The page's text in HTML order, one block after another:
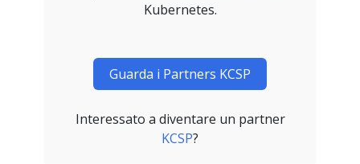
Kubernetes.
Guarda i Partners KCSP
Interessato a diventare un partner
KCSP?